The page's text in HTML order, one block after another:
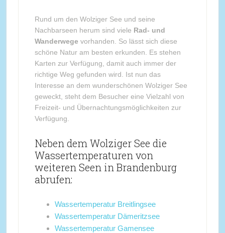
Rund um den Wolziger See und seine
Nachbarseen herum sind viele Rad- und
Wanderwege vorhanden. So lässt sich diese
schöne Natur am besten erkunden. Es stehen
Karten zur Verfügung, damit auch immer der
richtige Weg gefunden wird. Ist nun das
Interesse an dem wunderschönen Wolziger See
geweckt, steht dem Besucher eine Vielzahl von
Freizeit- und Übernachtungsmöglichkeiten zur
Verfügung.
Neben dem Wolziger See die
Wassertemperaturen von
weiteren Seen in Brandenburg
abrufen:
Wassertemperatur Breitlingsee
Wassertemperatur Dämeritzsee
Wassertemperatur Gamensee